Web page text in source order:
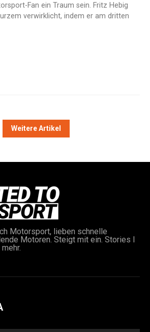
Fan ein Traum sein. Fritz Hebig
verwirklicht, indem er am dritten
Weitere Artikel
Motorsport, lieben schnelle
Motoren. Steigt mit ein. Stories I